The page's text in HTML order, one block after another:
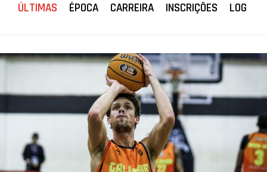
ÚLTIMAS ÉPOCA CARREIRA INSCRIÇÕES LOG